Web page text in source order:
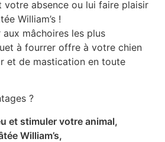
votre absence ou lui faire plaisir
William’s !
mâchoires les plus
à fourrer offre à votre chien
et de mastication en toute
?
et stimuler votre animal,
William’s,